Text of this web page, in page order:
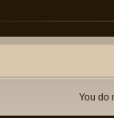
You do